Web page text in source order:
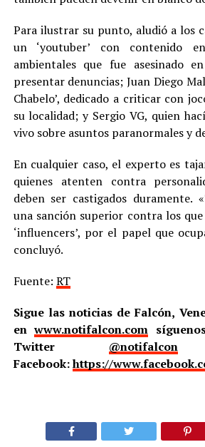
Para ilustrar su punto, aludió a los
un ‘youtuber’ con contenido
ambientales que fue asesinado
presentar denuncias; Juan Diego
Chabelo’, dedicado a criticar con
su localidad; y Sergio VG, quien
vivo sobre asuntos paranormales y
En cualquier caso, el experto es
quienes atenten contra
deben ser castigados duramente.
una sanción superior contra los
‘influencers’, por el papel que
concluyó.
Fuente: RT
Sigue las noticias de Falcón,
enwww.notifalcon.com
Twitter @notifalcon
Facebook:https://